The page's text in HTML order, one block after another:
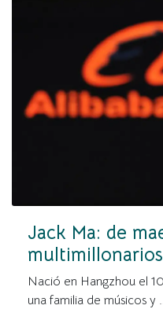
Jack Ma: de
Nació en Hangzhou el
una familia de músicos y